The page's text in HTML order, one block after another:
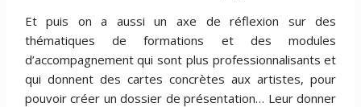
Et puis on a aussi un axe de réflexion sur des
thématiques de formations et des modules
d’accompagnement qui sont plus professionnalisants et
qui donnent des cartes concrètes aux artistes, pour
pouvoir créer un dossier de présentation… Leur donner